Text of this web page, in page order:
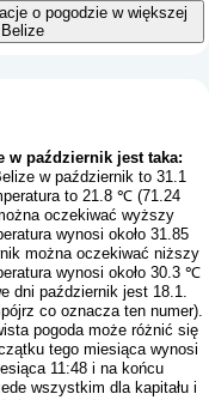
o pogodzie w większej
w październik jest taka:
w październik to 31.1
to 21.8 ℃ (71.24
oczekiwać wyższy
wynosi około 31.85
można oczekiwać niższy
wynosi około 30.3 ℃
dni październik jest 18.1.
co oznacza ten numer).
pogoda może różnić się
tego miesiąca wynosi
11:48 i na końcu
wszystkim dla kapitału i